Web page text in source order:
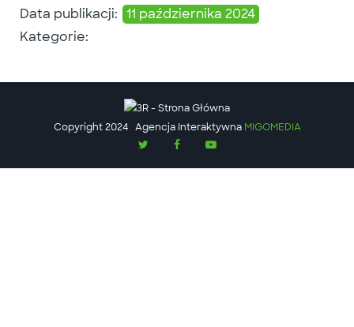
Data publikacji: 11 października 2024
Kategorie:
Copyright 2024Agencja Interaktywna MIGOMEDIA